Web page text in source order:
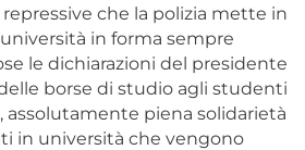
che la polizia mette in
in forma sempre
le dichiarazioni del presidente
borse di studio agli studenti
assolutamente piena solidarietà
in università che vengono